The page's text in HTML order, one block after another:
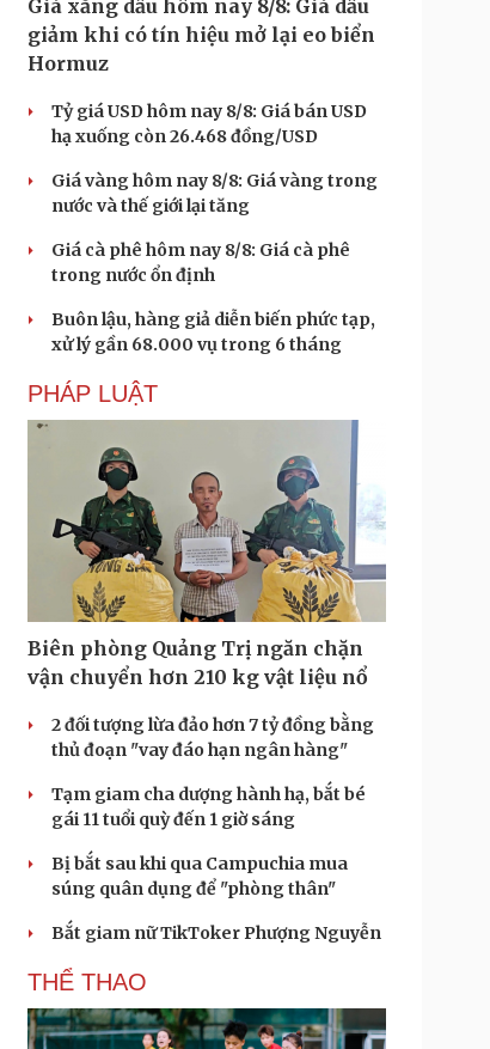
Giá xăng dầu hôm nay 8/8: Giá dầu
giảm khi có tín hiệu mở lại eo biển
Hormuz
Tỷ giá USD hôm nay 8/8: Giá bán USD
hạ xuống còn 26.468 đồng/USD
Giá vàng hôm nay 8/8: Giá vàng trong
nước và thế giới lại tăng
Giá cà phê hôm nay 8/8: Giá cà phê
trong nước ổn định
Buôn lậu, hàng giả diễn biến phức tạp,
xử lý gần 68.000 vụ trong 6 tháng
PHÁP LUẬT
Biên phòng Quảng Trị ngăn chặn
vận chuyển hơn 210 kg vật liệu nổ
2 đối tượng lừa đảo hơn 7 tỷ đồng bằng
thủ đoạn "vay đáo hạn ngân hàng"
Tạm giam cha dượng hành hạ, bắt bé
gái 11 tuổi quỳ đến 1 giờ sáng
Bị bắt sau khi qua Campuchia mua
súng quân dụng để "phòng thân"
Bắt giam nữ TikToker Phượng Nguyễn
THỂ THAO